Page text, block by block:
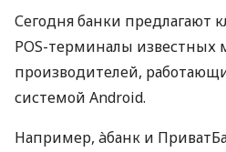
Сегодня банки предлагают
POS-терминалы известных
производителей,
системой Android.
Например, àбанк и